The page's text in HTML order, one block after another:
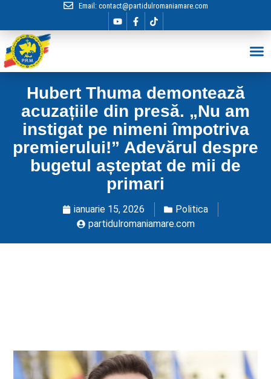
Email: contact@partidulromaniamare.com
Hubert Thuma demontează
acuzațiile din presă. „Nu am
instigat pe nimeni împotriva
premierului!” Adevărul despre
bugetul așteptat de mii de
primari
ianuarie 15, 2026
Politica
partidulromaniamare.com